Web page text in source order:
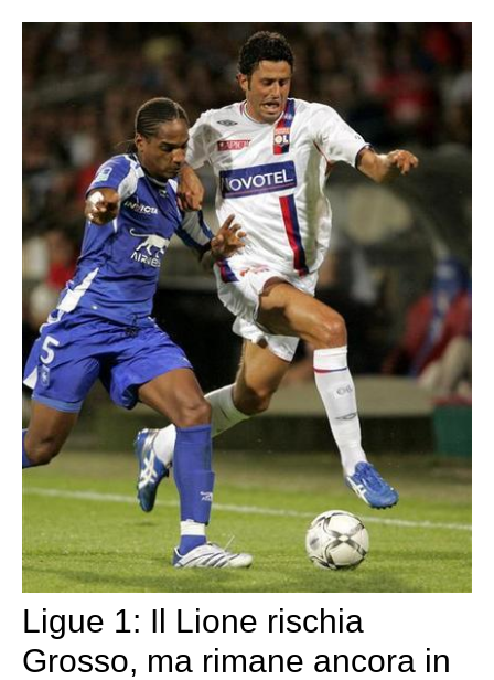
Ligue 1: Il Lione rischia
Grosso, ma rimane ancora in